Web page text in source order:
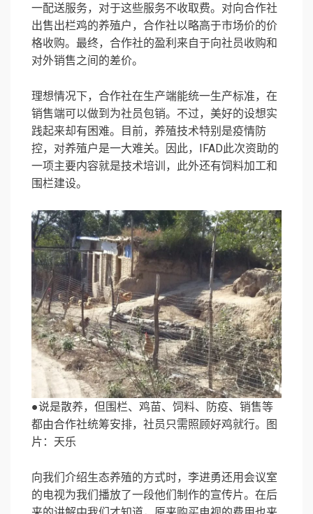
一配送服务，对于这些服务不收取费。对向合作社
出售出栏鸡的养殖户，合作社以略高于市场价的价
格收购。最终，合作社的盈利来自于向社员收购和
对外销售之间的差价。
理想情况下，合作社在生产端能统一生产标准，在
销售端可以做到为社员包销。不过，美好的设想实
践起来却有困难。目前，养殖技术特别是疫情防
控，对养殖户是一大难关。因此，IFAD此次资助的
一项主要内容就是技术培训，此外还有饲料加工和
围栏建设。
●说是散养，但围栏、鸡苗、饲料、防疫、销售等
都由合作社统筹安排，社员只需照顾好鸡就行。图
片：天乐
向我们介绍生态养殖的方式时，李进勇还用会议室
的电视为我们播放了一段他们制作的宣传片。在后